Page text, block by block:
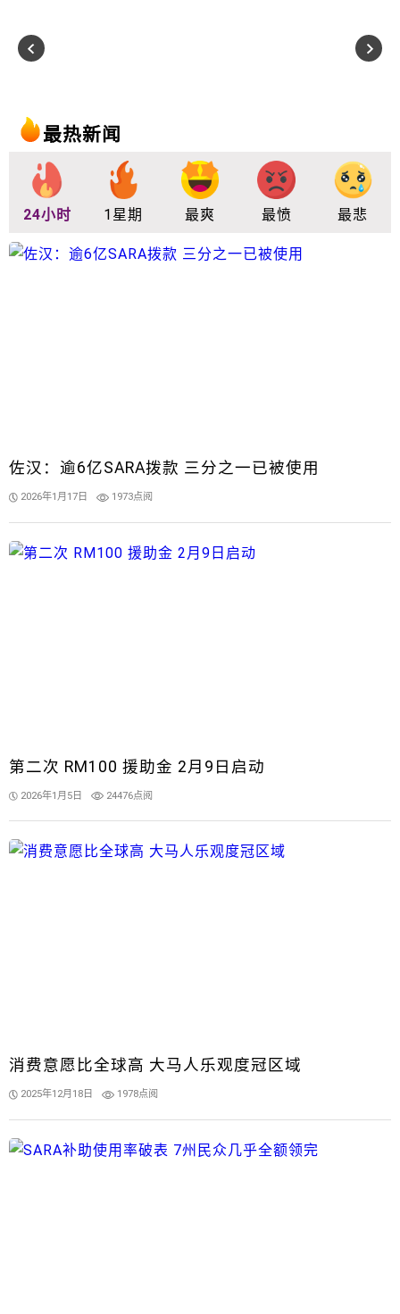
最热新闻
24小时 1星期 最爽 最愤 最悲
佐汉：逾6亿SARA拨款 三分之一已被使用
2026年1月17日 1973点阅
第二次 RM100 援助金 2月9日启动
2026年1月5日 24476点阅
消费意愿比全球高 大马人乐观度冠区域
2025年12月18日 1978点阅